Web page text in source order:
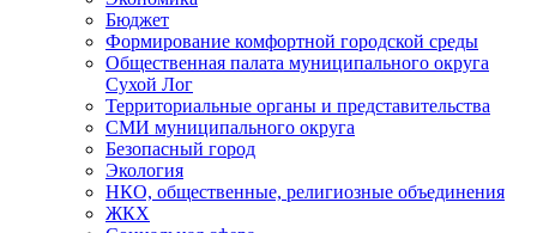
Бюджет
Формирование комфортной городской среды
Общественная палата муниципального округа
Сухой Лог
Территориальные органы и представительства
СМИ муниципального округа
Безопасный город
Экология
НКО, общественные, религиозные объединения
ЖКХ